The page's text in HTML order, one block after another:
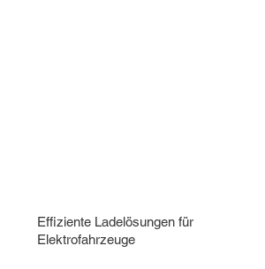
Effiziente Ladelösungen für
Elektrofahrzeuge